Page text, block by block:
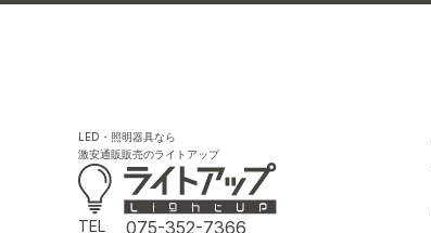
LED・照明器具なら
激安通販販売のライトアップ
TEL 075-352-7366